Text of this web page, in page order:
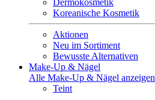
Dermokosmetik
Koreanische Kosmetik
Aktionen
Neu im Sortiment
Bewusste Alternativen
Make-Up & Nägel
Alle Make-Up & Nägel anzeigen
Teint